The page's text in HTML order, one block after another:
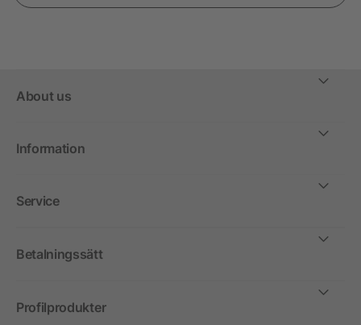
About us
Information
Service
Betalningssätt
Profilprodukter